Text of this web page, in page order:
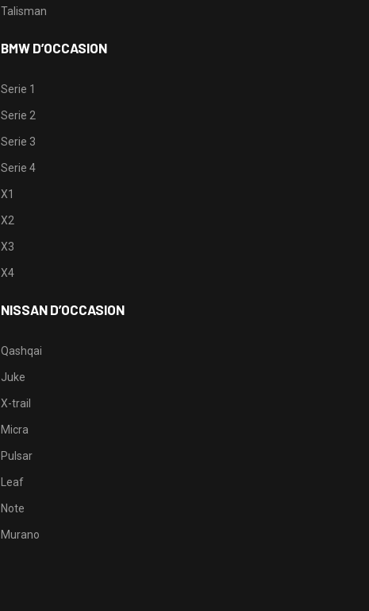
Talisman
BMW D’OCCASION
Serie 1
Serie 2
Serie 3
Serie 4
X1
X2
X3
X4
NISSAN D’OCCASION
Qashqai
Juke
X-trail
Micra
Pulsar
Leaf
Note
Murano